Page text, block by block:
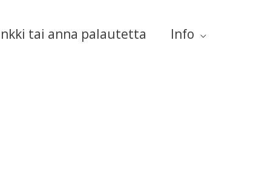
tai anna palautetta Info